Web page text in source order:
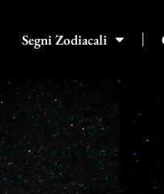
Segni Zodiacali